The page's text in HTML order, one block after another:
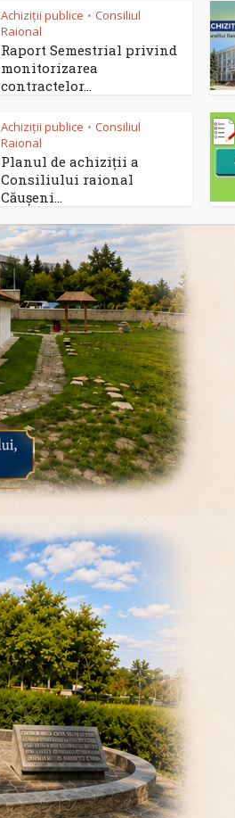
Achiziții publice • Consiliul
Raional
Raport Semestrial privind
monitorizarea
contractelor...
Achiziții publice • Consiliul
Raional
Planul de achiziții a
Consiliului raional
Căușeni...